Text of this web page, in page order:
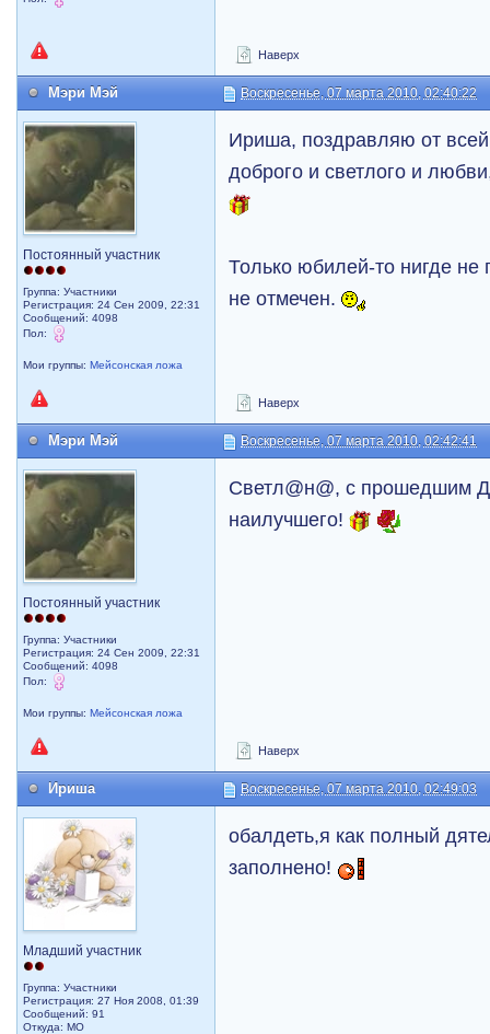
Наверх
Мэри Мэй Воскресенье, 07 марта 2010, 02:40:22
Постоянный участник
Группа: Участники
Регистрация: 24 Сен 2009, 22:31
Сообщений: 4098
Пол:
Мои группы:Мейсонская ложа
Ириша, поздравляю от
доброго и светлого и
Только юбилей-то нигде
не отмечен.
Наверх
Мэри Мэй Воскресенье, 07 марта 2010, 02:42:41
Постоянный участник
Группа: Участники
Регистрация: 24 Сен 2009, 22:31
Сообщений: 4098
Пол:
Мои группы:Мейсонская ложа
Светл@н@, с прошедшим
наилучшего!
Наверх
Ириша Воскресенье, 07 марта 2010, 02:49:03
Младший участник
Группа: Участники
Регистрация: 27 Ноя 2008, 01:39
Сообщений: 91
Откуда: МО
обалдеть,я как полный
заполнено!